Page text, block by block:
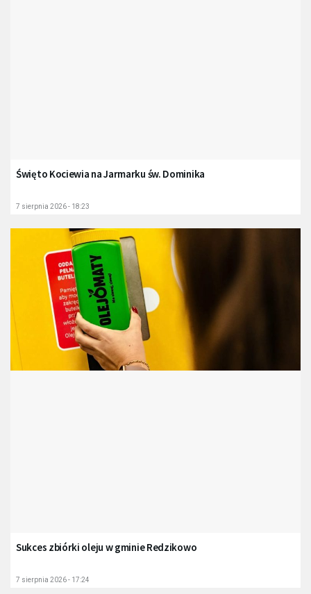
Święto Kociewia na Jarmarku św. Dominika
7 sierpnia 2026 - 18:23
Sukces zbiórki oleju w gminie Redzikowo
7 sierpnia 2026 - 17:24